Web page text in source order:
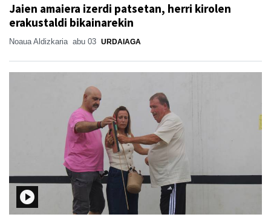
Jaien amaiera izerdi patsetan, herri kirolen
erakustaldi bikainarekin
Noaua Aldizkaria abu 03 URDAIAGA